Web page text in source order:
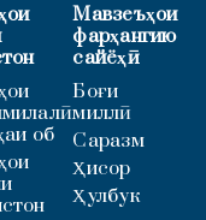
об
Мавзеъҳои
фарҳангию
сайёҳӣ
Боғи
миллӣ
Саразм
Ҳисор
Ҳулбук